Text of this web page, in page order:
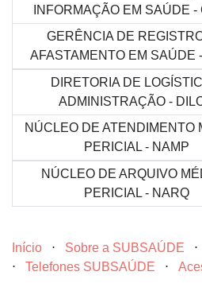
INFORMAÇÃO EM SAÚDE -
GERÊNCIA DE
AFASTAMENTO EM SAÚDE
DIRETORIA DE
ADMINISTRAÇÃO -
NÚCLEO DE ATENDIMENTO
PERICIAL - NAMP
NÚCLEO DE ARQUIVO
PERICIAL - NARQ
Início ⋅ Sobre a SUBSAÚDE ⋅
⋅
Telefones SUBSAÚDE ⋅